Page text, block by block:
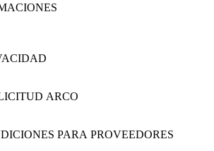
ARCO
PARA PROVEEDORES